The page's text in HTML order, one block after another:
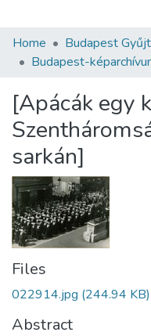
Communities &
Statistics
About us
Home Budapest
Budapest-
[Apácák egy
sarkán]
Files
022914.jpg (244.94 KB)
Abstract